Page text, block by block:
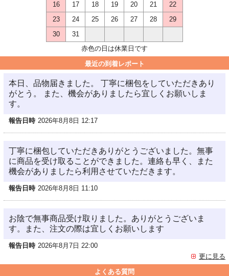
16
17 18 19 20 21
22
23
24 25 26 27 28
29
30
31
赤色の日は休業日です
最近の到着レポート
本日、品物届きました。 丁寧に梱包をしていただきあり
がとう。 また、機会がありましたら宜しくお願いしま
す。
報告日時 2026年8月8日 12:17
丁寧に梱包していただきありがとうございました。無事
に商品を受け取ることができました。連絡も早く、また
機会がありましたら利用させていただきます。
報告日時 2026年8月8日 11:10
お陰で無事商品受け取りました。ありがとうございま
す。また、注文の際は宜しくお願いします
報告日時 2026年8月7日 22:00
更に見る
よくある質問